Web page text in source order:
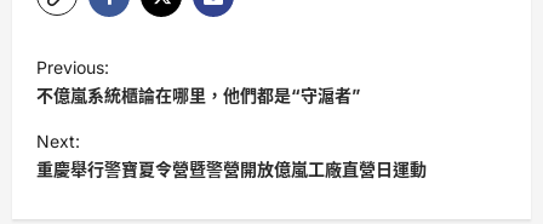
o
s
t
Previous:
不億嵐系統櫃論在哪里，他們都是“守滬者”
Next:
重慶舉行警寶夏令營暨警營開放億嵐工廠直營日運動